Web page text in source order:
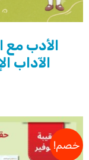
الأدب مع
الآداب
خصم!